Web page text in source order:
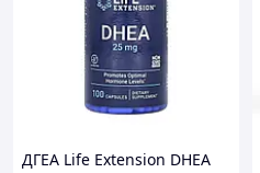
ДГЕА Life Extension DHEA